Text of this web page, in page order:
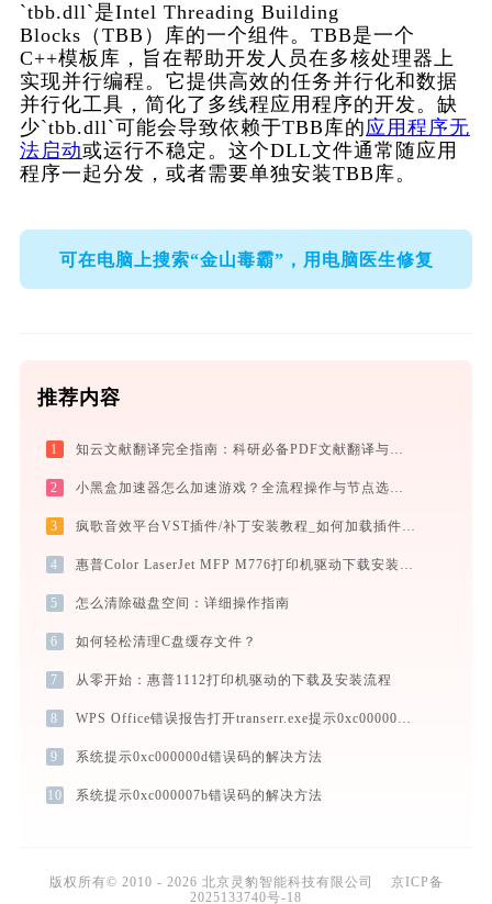
`tbb.dll`是Intel Threading Building
Blocks（TBB）库的一个组件。TBB是一个
C++模板库，旨在帮助开发人员在多核处理器上
实现并行编程。它提供高效的任务并行化和数据
并行化工具，简化了多线程应用程序的开发。缺
少`tbb.dll`可能会导致依赖于TBB库的应用程序无
法启动或运行不稳定。这个DLL文件通常随应用
程序一起分发，或者需要单独安装TBB库。
可在电脑上搜索“金山毒霸”，用电脑医生修复
推荐内容
1 知云文献翻译完全指南：科研必备PDF文献翻译与双语对照阅读效率工具（2026最新）
2 小黑盒加速器怎么加速游戏？全流程操作与节点选择指南
3 疯歌音效平台VST插件/补丁安装教程_如何加载插件效果包
4 惠普Color LaserJet MFP M776打印机驱动下载安装全程指导，轻松解决打印问题
5 怎么清除磁盘空间：详细操作指南
6 如何轻松清理C盘缓存文件？
7 从零开始：惠普1112打印机驱动的下载及安装流程
8 WPS Office错误报告打开transerr.exe提示0xc000000d错误码怎么办
9 系统提示0xc000000d错误码的解决方法
10 系统提示0xc000007b错误码的解决方法
版权所有© 2010 - 2026 北京灵豹智能科技有限公司
京ICP备
2025133740号-18